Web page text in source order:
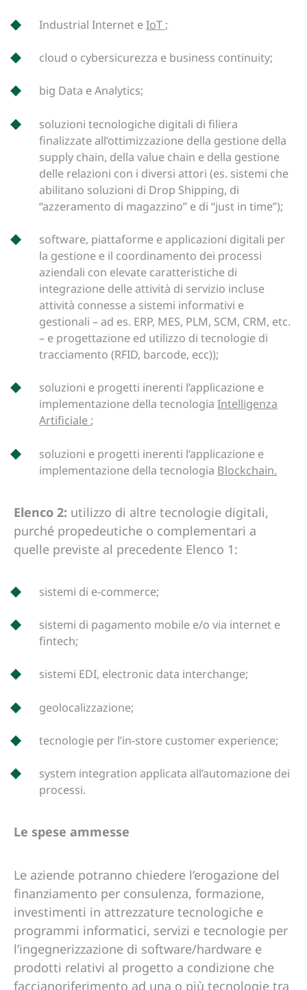
Industrial Internet eIoT ;
cloud o cybersicurezza e business continuity;
big Data e Analytics;
soluzioni tecnologiche digitali di filiera
finalizzate all’ottimizzazione della gestione della
supply chain, della value chain e della gestione
delle relazioni con i diversi attori (es. sistemi che
abilitano soluzioni di Drop Shipping, di
“azzeramento di magazzino” e di “just in time”);
software, piattaforme e applicazioni digitali per
la gestione e il coordinamento dei processi
aziendali con elevate caratteristiche di
integrazione delle attività di servizio incluse
attività connesse a sistemi informativi e
gestionali – ad es. ERP, MES, PLM, SCM, CRM, etc.
– e progettazione ed utilizzo di tecnologie di
tracciamento (RFID, barcode, ecc));
soluzioni e progetti inerenti l’applicazione e
implementazione della tecnologiaIntelligenza
Artificiale ;
soluzioni e progetti inerenti l’applicazione e
implementazione della tecnologia Blockchain.
Elenco 2: utilizzo di altre tecnologie digitali,
purché propedeutiche o complementari a
quelle previste al precedente Elenco 1:
sistemi di e-commerce;
sistemi di pagamento mobile e/o via internet e
fintech;
sistemi EDI, electronic data interchange;
geolocalizzazione;
tecnologie per l’in-store customer experience;
system integration applicata all’automazione dei
processi.
Le spese ammesse
Le aziende potranno chiedere l’erogazione del
finanziamento per consulenza, formazione,
investimenti in attrezzature tecnologiche e
programmi informatici, servizi e tecnologie per
l’ingegnerizzazione di software/hardware e
prodotti relativi al progetto a condizione che
faccianoriferimento ad una o più tecnologie tra